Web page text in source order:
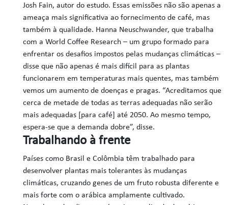
Josh Fain, autor do estudo. Essas emissões não são apenas a
ameaça mais significativa ao fornecimento de café, mas
também à qualidade. Hanna Neuschwander, que trabalha
com a World Coffee Research – um grupo formado para
enfrentar os desafios impostos pelas mudanças climáticas –
disse que não apenas é mais difícil para as plantas
funcionarem em temperaturas mais quentes, mas também
vemos um aumento de doenças e pragas. “Acreditamos que
cerca de metade de todas as terras adequadas não serão
mais adequadas [para café] até 2050. Ao mesmo tempo,
espera-se que a demanda dobre”, disse.
Trabalhando à frente
Países como Brasil e Colômbia têm trabalhado para
desenvolver plantas mais tolerantes às mudanças
climáticas, cruzando genes de um fruto robusta diferente e
mais forte com o arábica amplamente cultivado.